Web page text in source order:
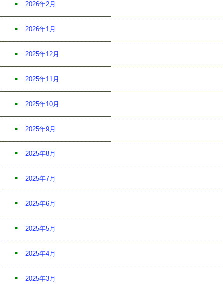
2026年2月
2026年1月
2025年12月
2025年11月
2025年10月
2025年9月
2025年8月
2025年7月
2025年6月
2025年5月
2025年4月
2025年3月